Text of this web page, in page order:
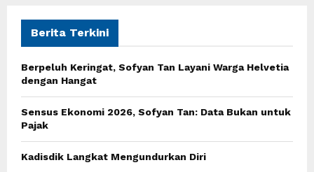
f
r
Berita Terkini
Berpeluh Keringat, Sofyan Tan Layani Warga Helvetia
dengan Hangat
Sensus Ekonomi 2026, Sofyan Tan: Data Bukan untuk
Pajak
Kadisdik Langkat Mengundurkan Diri